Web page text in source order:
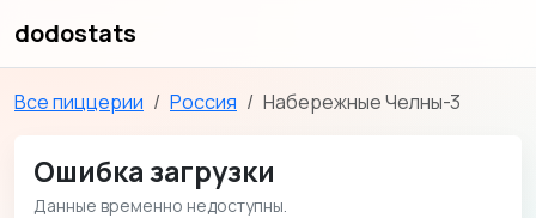
dodostats
Все пиццерии Россия Набережные Челны-3
Ошибка загрузки
Данные временно недоступны.